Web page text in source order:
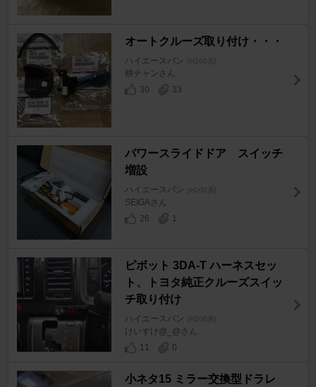
オートクルーズ取り付け・・・
ハイエースバン [H200系]
耕チャンさん
30
33
パワースライドドア スイッチ
増設
ハイエースバン [H200系]
SEIGAさん
26
1
ピボット 3DA-T ハーネスセッ
ト、トヨタ純正クルーズスイッ
チ取り付け
ハイエースバン [H200系]
けいすけ@_@さん
11
0
小ネタ15 ミラー交換型ドラレ